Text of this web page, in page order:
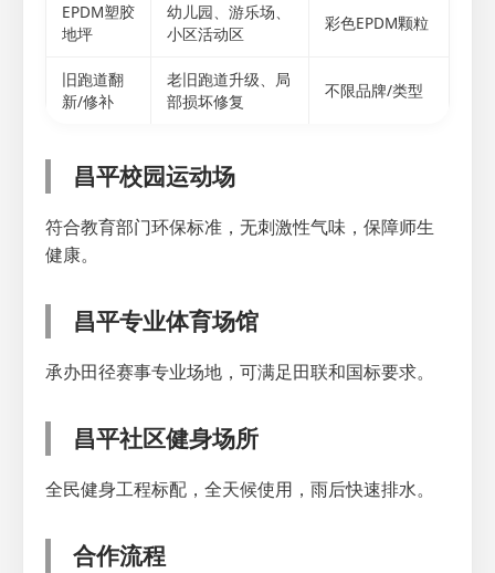
EPDM塑胶
地坪
幼儿园、游乐场、
小区活动区
彩色EPDM颗粒
旧跑道翻
新/修补
老旧跑道升级、局
部损坏修复
不限品牌/类型
昌平校园运动场
符合教育部门环保标准，无刺激性气味，保障师生
健康。
昌平专业体育场馆
承办田径赛事专业场地，可满足田联和国标要求。
昌平社区健身场所
全民健身工程标配，全天候使用，雨后快速排水。
合作流程